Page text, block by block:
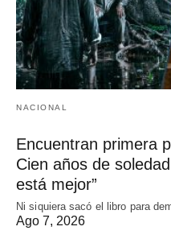
NACIONAL
Encuentran primera
Cien años de
está mejor”
Ni siquiera sacó el libro para
Ago 7, 2026